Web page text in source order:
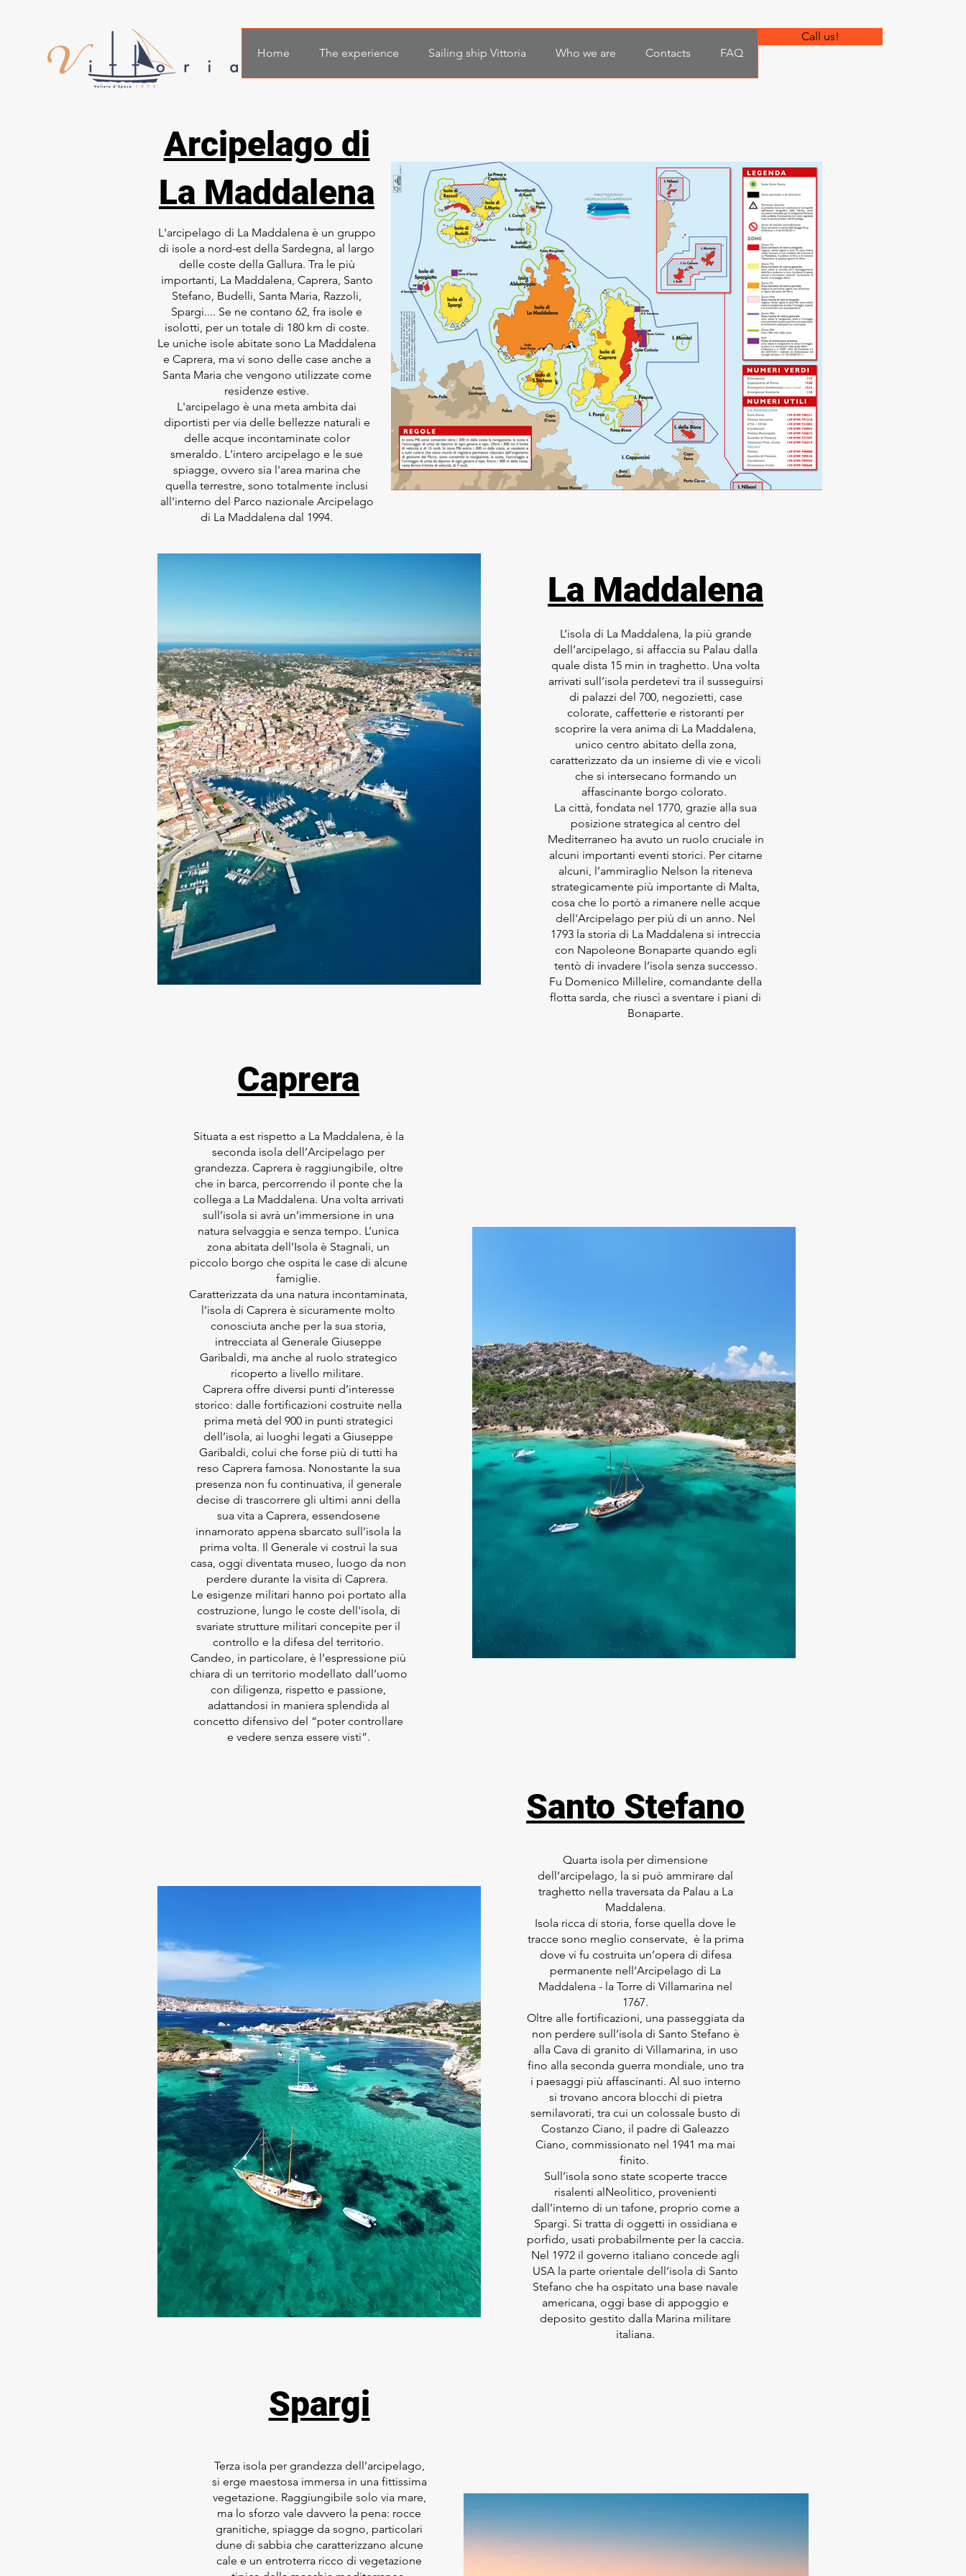
Home The experience Sailing ship Vittoria Who we are Contacts FAQ
Call us!
Arcipelago di
La Maddalena
L'arcipelago di La Maddalena è un gruppo
di isole a nord-est della Sardegna, al largo
delle coste della Gallura. Tra le più
importanti, La Maddalena, Caprera, Santo
Stefano, Budelli, Santa Maria, Razzoli,
Spargi.... Se ne contano 62, fra isole e
isolotti, per un totale di 180 km di coste.
Le uniche isole abitate sono La Maddalena
e Caprera, ma vi sono delle case anche a
Santa Maria che vengono utilizzate come
residenze estive.
L'arcipelago è una meta ambita dai
diportisti per via delle bellezze naturali e
delle acque incontaminate color
smeraldo. L'intero arcipelago e le sue
spiagge, ovvero sia l'area marina che
quella terrestre, sono totalmente inclusi
all'interno del Parco nazionale Arcipelago
di La Maddalena dal 1994.
La Maddalena
L’isola di La Maddalena, la più grande
dell’arcipelago, si affaccia su Palau dalla
quale dista 15 min in traghetto. Una volta
arrivati sull’isola perdetevi tra il susseguirsi
di palazzi del 700, negozietti, case
colorate, caffetterie e ristoranti per
scoprire la vera anima di La Maddalena,
unico centro abitato della zona,
caratterizzato da un insieme di vie e vicoli
che si intersecano formando un
affascinante borgo colorato.
La città, fondata nel 1770, grazie alla sua
posizione strategica al centro del
Mediterraneo ha avuto un ruolo cruciale in
alcuni importanti eventi storici. Per citarne
alcuni, l’ammiraglio Nelson la riteneva
strategicamente più importante di Malta,
cosa che lo portò a rimanere nelle acque
dell'Arcipelago per più di un anno. Nel
1793 la storia di La Maddalena si intreccia
con Napoleone Bonaparte quando egli
tentò di invadere l’isola senza successo.
Fu Domenico Millelire, comandante della
flotta sarda, che riuscì a sventare i piani di
Bonaparte.
Caprera
Situata a est rispetto a La Maddalena, è la
seconda isola dell’Arcipelago per
grandezza. Caprera è raggiungibile, oltre
che in barca, percorrendo il ponte che la
collega a La Maddalena. Una volta arrivati
sull’isola si avrà un’immersione in una
natura selvaggia e senza tempo. L’unica
zona abitata dell’Isola è Stagnali, un
piccolo borgo che ospita le case di alcune
famiglie.
Caratterizzata da una natura incontaminata,
l’isola di Caprera è sicuramente molto
conosciuta anche per la sua storia,
intrecciata al Generale Giuseppe
Garibaldi, ma anche al ruolo strategico
ricoperto a livello militare.
Caprera offre diversi punti d’interesse
storico: dalle fortificazioni costruite nella
prima metà del 900 in punti strategici
dell’isola, ai luoghi legati a Giuseppe
Garibaldi, colui che forse più di tutti ha
reso Caprera famosa. Nonostante la sua
presenza non fu continuativa, il generale
decise di trascorrere gli ultimi anni della
sua vita a Caprera, essendosene
innamorato appena sbarcato sull’isola la
prima volta. Il Generale vi costruì la sua
casa, oggi diventata museo, luogo da non
perdere durante la visita di Caprera.
Le esigenze militari hanno poi portato alla
costruzione, lungo le coste dell'isola, di
svariate strutture militari concepite per il
controllo e la difesa del territorio.
Candeo, in particolare, è l’espressione più
chiara di un territorio modellato dall’uomo
con diligenza, rispetto e passione,
adattandosi in maniera splendida al
concetto difensivo del “poter controllare
e vedere senza essere visti”.
Santo Stefano
Quarta isola per dimensione
dell’arcipelago, la si può ammirare dal
traghetto nella traversata da Palau a La
Maddalena.
Isola ricca di storia, forse quella dove le
tracce sono meglio conservate, è la prima
dove vi fu costruita un’opera di difesa
permanente nell’Arcipelago di La
Maddalena - la Torre di Villamarina nel
1767.
Oltre alle fortificazioni, una passeggiata da
non perdere sull’isola di Santo Stefano è
alla Cava di granito di Villamarina, in uso
fino alla seconda guerra mondiale, uno tra
i paesaggi più affascinanti. Al suo interno
si trovano ancora blocchi di pietra
semilavorati, tra cui un colossale busto di
Costanzo Ciano, il padre di Galeazzo
Ciano, commissionato nel 1941 ma mai
finito.
Sull’isola sono state scoperte tracce
risalenti alNeolitico, provenienti
dall’interno di un tafone, proprio come a
Spargi. Si tratta di oggetti in ossidiana e
porfido, usati probabilmente per la caccia.
Nel 1972 il governo italiano concede agli
USA la parte orientale dell’isola di Santo
Stefano che ha ospitato una base navale
americana, oggi base di appoggio e
deposito gestito dalla Marina militare
italiana.
Spargi
Terza isola per grandezza dell’arcipelago,
si erge maestosa immersa in una fittissima
vegetazione. Raggiungibile solo via mare,
ma lo sforzo vale davvero la pena: rocce
granitiche, spiagge da sogno, particolari
dune di sabbia che caratterizzano alcune
cale e un entroterra ricco di vegetazione